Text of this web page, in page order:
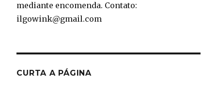
mediante encomenda. Contato:
ilgowink@gmail.com
CURTA A PÁGINA